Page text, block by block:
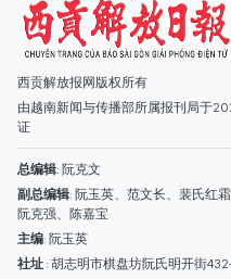
主编: 阮玉英
社址: 胡志明市棋盘坊阮氏明开街432-
总台: (028) 39294091 - 转 060
热线: 096.558.1888
编辑部: (028) 39294092 - 转 060
电子信箱
广告部
(028) 38334185